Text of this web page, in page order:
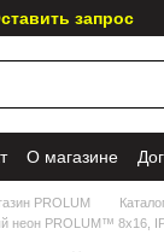
запрос
О магазине
PROLUM
неон PROLUM™ 8x16,